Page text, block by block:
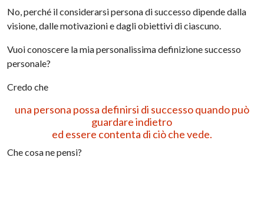
No, perché il considerarsi persona di successo dipende dalla
visione, dalle motivazioni e dagli obiettivi di ciascuno.
Vuoi conoscere la mia personalissima definizione successo
personale?
Credo che
una persona possa definirsi di successo quando può
guardare indietro
ed essere contenta di ciò che vede.
Che cosa ne pensi?